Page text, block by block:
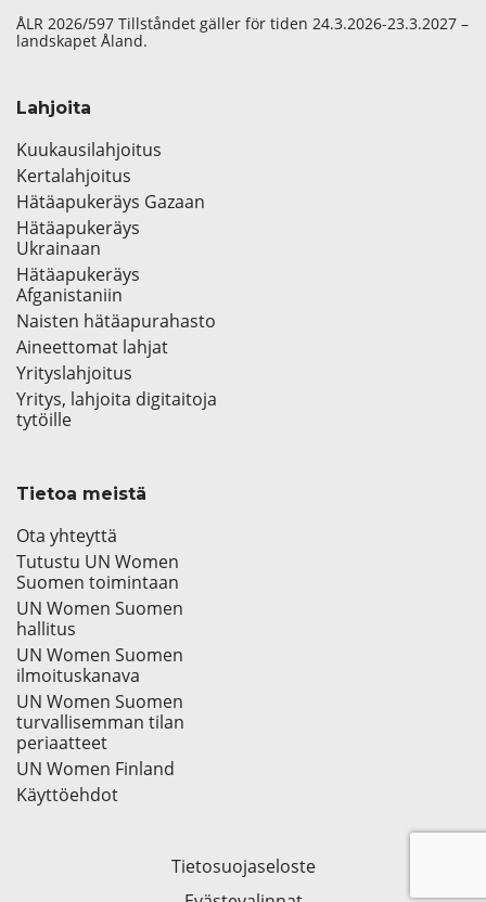
ÅLR 2026/597 Tillståndet gäller för tiden 24.3.2026-23.3.2027 –
landskapet Åland.
Lahjoita
Kuukausilahjoitus
Kertalahjoitus
Hätäapukeräys Gazaan
Hätäapukeräys
Ukrainaan
Hätäapukeräys
Afganistaniin
Naisten hätäapurahasto
Aineettomat lahjat
Yrityslahjoitus
Yritys, lahjoita digitaitoja
tytöille
Tietoa meistä
Ota yhteyttä
Tutustu UN Women
Suomen toimintaan
UN Women Suomen
hallitus
UN Women Suomen
ilmoituskanava
UN Women Suomen
turvallisemman tilan
periaatteet
UN Women Finland
Käyttöehdot
Tietosuojaseloste